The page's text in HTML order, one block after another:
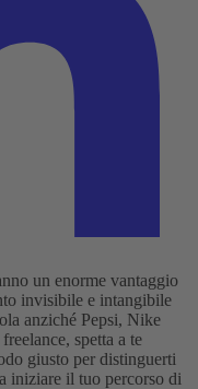
un enorme vantaggio
invisibile e intangibile
anziché Pepsi, Nike
spetta a te
giusto per distinguerti
iniziare il tuo percorso di